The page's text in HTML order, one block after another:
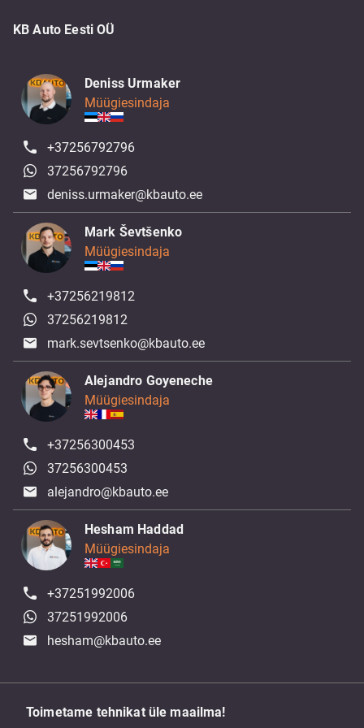
KB Auto Eesti OÜ
Deniss Urmaker
Müügiesindaja
+37256792796
37256792796
deniss.urmaker@kbauto.ee
Mark Ševtšenko
Müügiesindaja
+37256219812
37256219812
mark.sevtsenko@kbauto.ee
Alejandro Goyeneche
Müügiesindaja
+37256300453
37256300453
alejandro@kbauto.ee
Hesham Haddad
Müügiesindaja
+37251992006
37251992006
hesham@kbauto.ee
Toimetame tehnikat üle maailma!